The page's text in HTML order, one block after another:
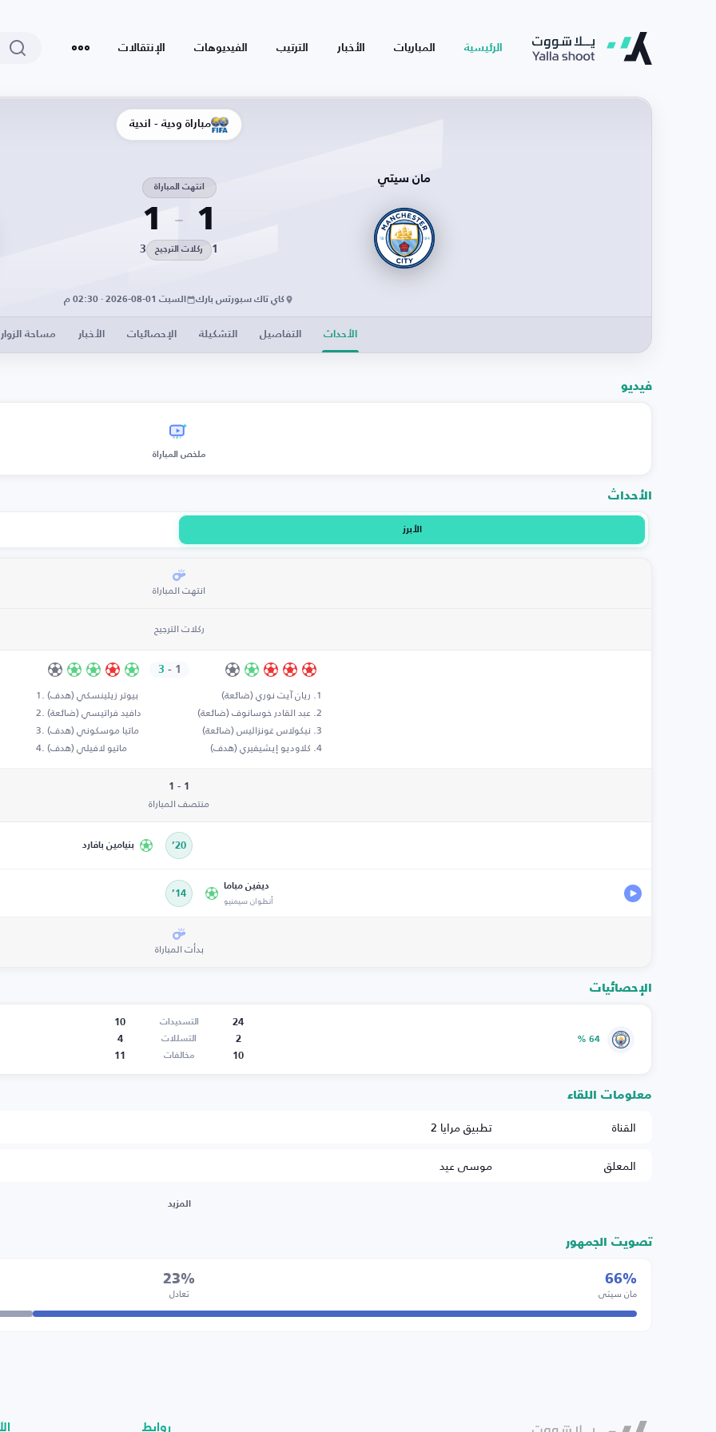
الرئيسية المباريات الأخبار الترتيب الفيديوهات الإنتقالات
مباراة ودية - أندية
مان سيتي
1
انتهت المباراة
1
1 ركلات الترجيح 3
كاي تاك سبورتس بارك السبت 01-08-2026 · 02:30 م
الأحداث التفاصيل التشكيلة الإحصائيات الأخبار مساحة الزوار
فيديو
ملخص المباراة
الأحداث
الأبرز
انتهت المباراة
ركلات الترجيح
ريان آيت نوري (ضائعة)
عبد القادر خوسانوف (ضائعة)
نيكولاس غونزاليس (ضائعة)
كلاوديو إيشيفيري (هدف)
1
-
3
بيوتر زيلينسكي (هدف)
دافيد فراتيسي (ضائعة)
ماتيا موسكوني (هدف)
ماتيو لافيلي (هدف)
1 - 1
منتصف المباراة
20’ بنيامين بافارد
ديفين مباما
أنطوان سيمنيو 14’
بدأت المباراة
الإحصائيات
64 %
24 التسديدات
10
2
التسللات
4
10
مخالفات 11
معلومات اللقاء
القناة
تطبيق مرايا 2
المعلق
موسى عيد
المزيد
تصويت الجمهور
66%
مان سيتي
23%
تعادل
روابط